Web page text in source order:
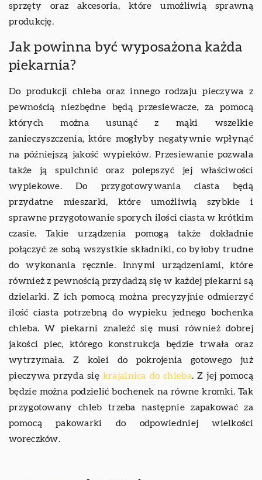
sprzęty oraz akcesoria, które umożliwią sprawną
produkcję.
Jak powinna być wyposażona każda
piekarnia?
Do produkcji chleba oraz innego rodzaju pieczywa z
pewnością niezbędne będą przesiewacze, za pomocą
których można usunąć z mąki wszelkie
zanieczyszczenia, które mogłyby negatywnie wpłynąć
na późniejszą jakość wypieków. Przesiewanie pozwala
także ją spulchnić oraz polepszyć jej właściwości
wypiekowe. Do przygotowywania ciasta będą
przydatne mieszarki, które umożliwią szybkie i
sprawne przygotowanie sporych ilości ciasta w krótkim
czasie. Takie urządzenia pomogą także dokładnie
połączyć ze sobą wszystkie składniki, co byłoby trudne
do wykonania ręcznie. Innymi urządzeniami, które
również z pewnością przydadzą się w każdej piekarni są
dzielarki. Z ich pomocą można precyzyjnie odmierzyć
ilość ciasta potrzebną do wypieku jednego bochenka
chleba. W piekarni znaleźć się musi również dobrej
jakości piec, którego konstrukcja będzie trwała oraz
wytrzymała. Z kolei do pokrojenia gotowego już
pieczywa przyda się krajalnica do chleba. Z jej pomocą
będzie można podzielić bochenek na równe kromki. Tak
przygotowany chleb trzeba następnie zapakować za
pomocą pakowarki do odpowiedniej wielkości
woreczków.